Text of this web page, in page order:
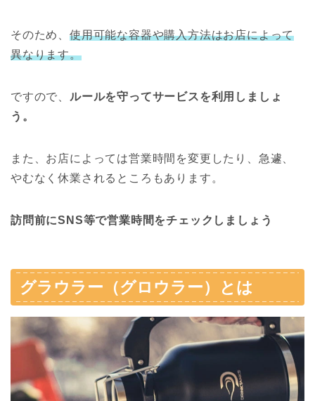
そのため、 使用可能な容器や購入方法はお店によって
異なります。
ですので、 ルールを守ってサービスを利用しましょ
う。
また、お店によっては営業時間を変更したり、急遽、
やむなく休業されるところもあります。
訪問前にSNS等で営業時間をチェックしましょう
グラウラー（グロウラー）とは